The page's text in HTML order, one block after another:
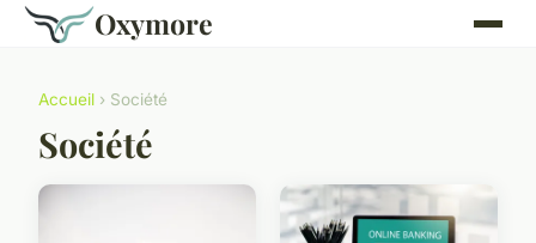
Oxymore
Accueil › Société
Société